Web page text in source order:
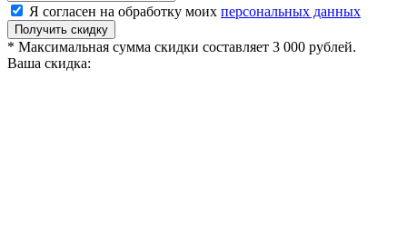
Я согласен на обработку моих персональных данных
Получить скидку
* Максимальная сумма скидки составляет 3 000 рублей.
Ваша скидка: